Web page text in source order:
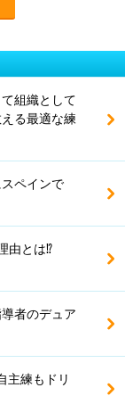
組織として
る最適な練
ペインで
由とは⁉
者のデュア
主練もドリ